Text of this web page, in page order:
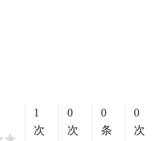
1
次
0
次
0
条
0
次